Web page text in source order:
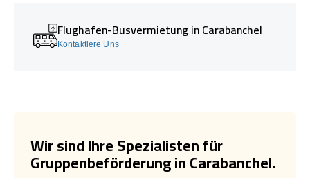
Flughafen-Busvermietung in Carabanchel
Kontaktiere Uns
Wir sind Ihre Spezialisten für
Gruppenbeförderung in Carabanchel.